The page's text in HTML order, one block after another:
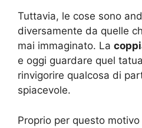
Tuttavia, le cose sono
diversamente da quelle
mai immaginato. La
e oggi guardare quel
rinvigorire qualcosa di
spiacevole.
Proprio per questo